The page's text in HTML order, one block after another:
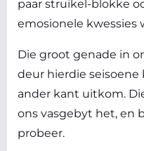
paar struikel-blokke
emosionele kwessies
Die groot genade in
deur hierdie seisoene
ander kant uitkom.
ons vasgebyt het, en
probeer.